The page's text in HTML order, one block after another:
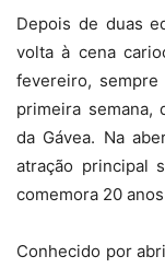
Depois de duas
volta à cena
fevereiro,
primeira semana,
da Gávea. Na
atração principal
comemora 20
Conhecido por